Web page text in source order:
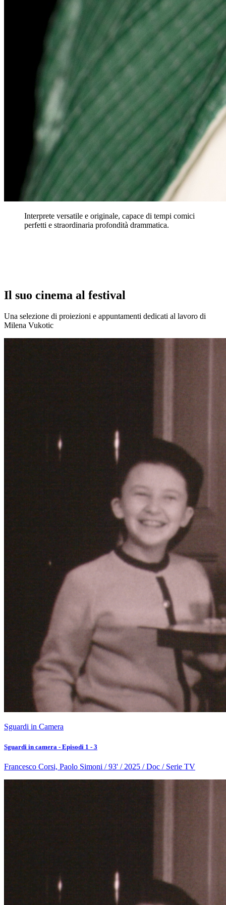
Interprete versatile e originale, capace di tempi comici
perfetti e straordinaria profondità drammatica.
Il suo cinema al festival
Una selezione di proiezioni e appuntamenti dedicati al lavoro di
Milena Vukotic
Sguardi in Camera
Sguardi in camera - Episodi 1 - 3
Francesco Corsi, Paolo Simoni / 93' / 2025 / Doc / Serie TV